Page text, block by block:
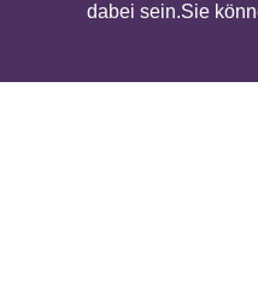
dabei sein.Sie